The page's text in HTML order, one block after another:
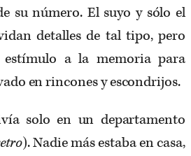
su número. El suyo y sólo el
detalles de tal tipo, pero
estímulo a la memoria para
en rincones y escondrijos.
solo en un departamento
). Nadie más estaba en casa,